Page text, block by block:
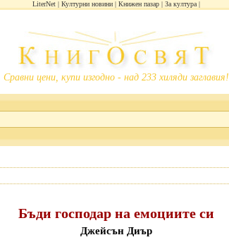
LiterNet Културни новини Книжен пазар За култура
Сравни цени, купи изгодно - над 233 хиляди заглавия!
Бъди господар на емоциите си
Джейсън Диър